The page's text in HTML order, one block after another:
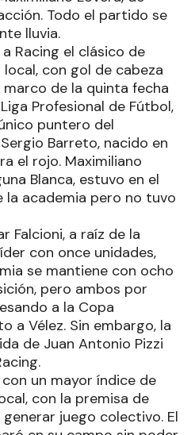
Todo el partido se
lluvia.
Racing el clásico de
local, con gol de cabeza
marco de la quinta fecha
Profesional de Fútbol,
puntero del
Barreto, nacido en
el rojo. Maximiliano
Blanca, estuvo en el
la academia pero no tuvo
Falcioni, a raíz de la
con once unidades,
se mantiene con ocho
pero ambos por
a la Copa
a Vélez. Sin embargo, la
de Juan Antonio Pizzi
un mayor índice de
con la premisa de
juego colectivo. El